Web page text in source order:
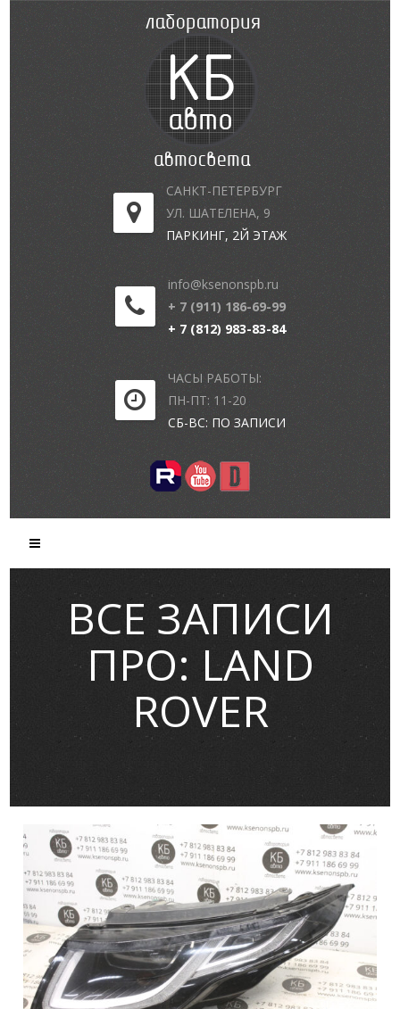
САНКТ-ПЕТЕРБУРГ
УЛ. ШАТЕЛЕНА, 9
ПАРКИНГ, 2Й ЭТАЖ
info@ksenonspb.ru
+ 7 (911) 186-69-99
+ 7 (812) 983-83-84
ЧАСЫ РАБОТЫ:
ПН-ПТ: 11-20
СБ-ВС: ПО ЗАПИСИ
ВСЕ ЗАПИСИ
ПРО: LAND
ROVER